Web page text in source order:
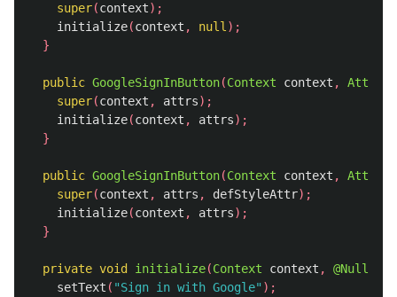
super(context);
initialize(context , null );
}
public GoogleSignInButton(Context context ,
super(context , attrs);
initialize(context , attrs);
}
public GoogleSignInButton(Context context ,
super(context , attrs , defStyleAttr);
initialize(context , attrs);
}
private void initialize(Context context ,
@Nullable
setText ( "Sign in with Google" );